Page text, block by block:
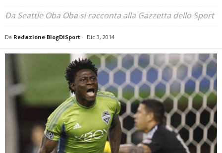
Da Seattle Oba Oba si racconta alla Gazzetta dello Sport
Da Redazione BlogDiSport - Dic 3, 2014